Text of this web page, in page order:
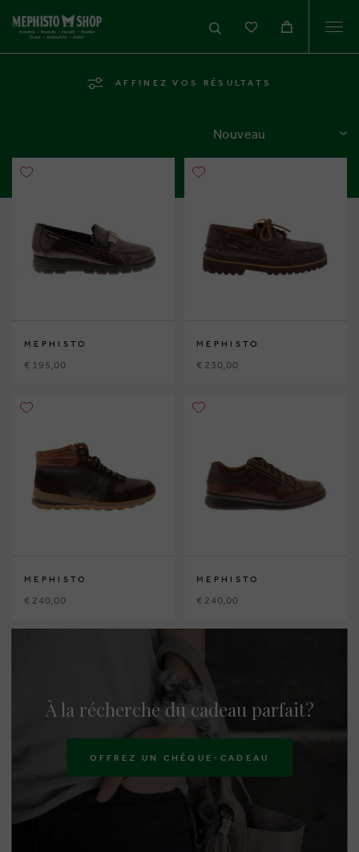
AFFINEZ VOS RÉSULTATS
TRIER
MEPHISTO
€ 195,00
MEPHISTO
€ 230,00
MEPHISTO
€ 240,00
MEPHISTO
€ 240,00
À la récherche du cadeau parfait?
OFFREZ UN CHÈQUE-CADEAU